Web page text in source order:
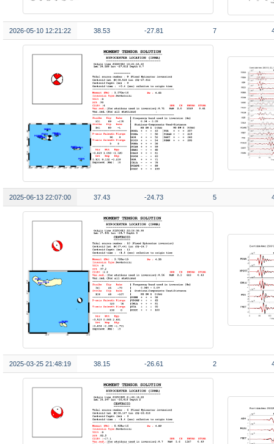
2026-05-10 12:21:22 38.53 -27.81 7
2025-06-13 22:07:00 37.43 -24.73 5
2025-03-25 21:48:19 38.15 -26.61 2